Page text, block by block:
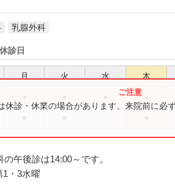
乳腺外科
診日
月 火 水 木
休診・休業の場合があります。来院前に必
の午後診は14:00～です。
1・3水曜